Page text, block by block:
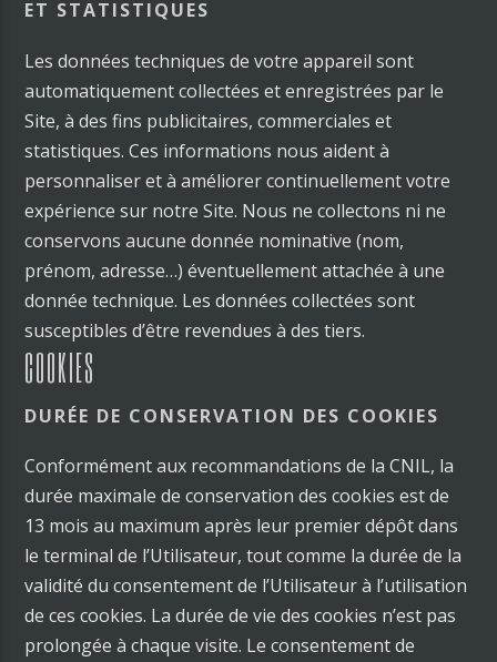
ET STATISTIQUES
Les données techniques de votre appareil sont
automatiquement collectées et enregistrées par le
Site, à des fins publicitaires, commerciales et
statistiques. Ces informations nous aident à
personnaliser et à améliorer continuellement votre
expérience sur notre Site. Nous ne collectons ni ne
conservons aucune donnée nominative (nom,
prénom, adresse…) éventuellement attachée à une
donnée technique. Les données collectées sont
susceptibles d’être revendues à des tiers.
COOKIES
DURÉE DE CONSERVATION DES COOKIES
Conformément aux recommandations de la CNIL, la
durée maximale de conservation des cookies est de
13 mois au maximum après leur premier dépôt dans
le terminal de l’Utilisateur, tout comme la durée de la
validité du consentement de l’Utilisateur à l’utilisation
de ces cookies. La durée de vie des cookies n’est pas
prolongée à chaque visite. Le consentement de